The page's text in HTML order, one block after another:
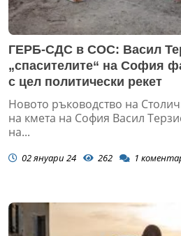
ГЕРБ-СДС в СОС: Васил
„спасителите“ на София
с цел политически рекет
Новото ръководство на
на кмета на София Васил
на...
02 януари 24 262 1